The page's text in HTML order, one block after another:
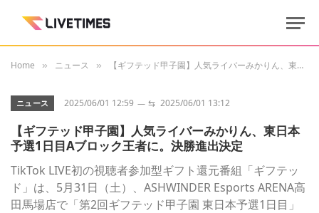
Home » ニュース » 【ギフテッド甲子園】人気ライバーみかりん、東日本予選1日目Aブロック王者に。決勝進出決定
ニュース 2025/06/01 12:59 ⇆ 2025/06/01 13:12
【ギフテッド甲子園】人気ライバーみかりん、東日本
予選1日目Aブロック王者に。決勝進出決定
TikTok LIVE初の視聴者参加型ギフト還元番組「ギフテッ
ド」は、5月31日（土）、ASHWINDER Esports ARENA高
田馬場店で「第2回ギフテッド甲子園 東日本予選1日目」